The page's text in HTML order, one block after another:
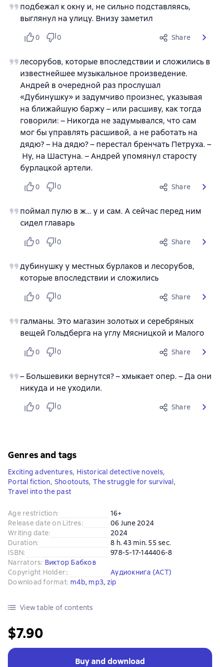
подбежал к окну и, не сильно подставляясь,
выглянул на улицу. Внизу заметил
0 0 Share
лесорубов, которые впоследствии и сложились в
известнейшее музыкальное произведение.
Андрей в очередной раз прослушал
«Дубинушку» и задумчиво произнес, указывая
на ближайшую баржу – или расшиву, как тогда
говорили: – Никогда не задумывался, что сам
мог бы управлять расшивой, а не работать на
дядю? – На дядю? – перестал бренчать Петруха. –
Ну, на Шастуна. – Андрей упомянул старосту
бурлацкой артели.
0 0 Share
поймал пулю в ж… у и сам. А сейчас перед ним
сидел главарь
0 0 Share
дубинушку у местных бурлаков и лесорубов,
которые впоследствии и сложились
0 0 Share
галманы. Это магазин золотых и серебряных
вещей Гольдберга на углу Мясницкой и Малого
0 0 Share
– Большевики вернутся? – хмыкает опер. – Да они
никуда и не уходили.
0 0 Share
Genres and tags
Exciting adventures, Historical detective novels,
Portal fiction, Shootouts, The struggle for survival,
Travel into the past
Age restriction:
16+
Release date on Litres:
06 June 2024
Writing date:
2024
Duration:
8 h. 43 min. 55 sec.
ISBN:
978-5-17-144406-8
Narrators: Виктор Бабков
Copyright Holder::
Аудиокнига (АСТ)
Download format: m4b, mp3, zip
View table of contents
$7.90
Buy and download